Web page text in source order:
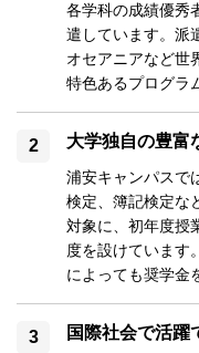
各学科の成績優秀
遣しています。派
オセアニアなど世
特色あるプログラ
大学独自の豊富
浦安キャンパスで
検定、簿記検定な
対象に、初年度授
度を設けています
によっても奨学金
国際社会で活躍